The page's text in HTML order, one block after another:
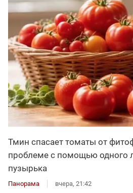
Тмин спасает томаты от
проблеме с помощью одного
пузырька
Панорама вчера, 21:42